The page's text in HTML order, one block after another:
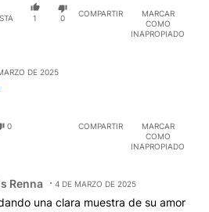
1 0
COMPARTIR
MARCAR
COMO
INAPROPIADO
DE 2025
0 COMPARTIR
MARCAR
COMO
INAPROPIADO
Renna 4 DE MARZO DE 2025
una clara muestra de su amor